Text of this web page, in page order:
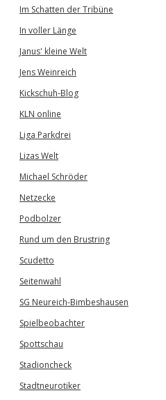
Im Schatten der Tribüne
In voller Länge
Janus' kleine Welt
Jens Weinreich
Kickschuh-Blog
KLN online
Liga Parkdrei
Lizas Welt
Michael Schröder
Netzecke
Podbolzer
Rund um den Brustring
Scudetto
Seitenwahl
SG Neureich-Bimbeshausen
Spielbeobachter
Spottschau
Stadioncheck
Stadtneurotiker